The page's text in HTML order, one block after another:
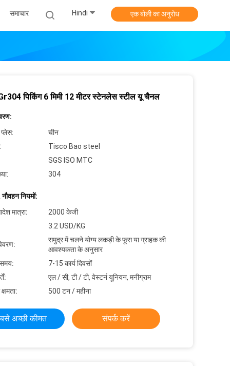
समाचार Hindi एक बोली का अनुरोध
पिकिंग 6 मिमी 12 मीटर स्टेनलेस स्टील यू चैनल
प्लेस:
चीन
Tisco Bao steel
SGS ISO MTC
304
नियमों:
मात्रा:
2000 केजी
3.2 USD/KG
समुद्र में चलने योग्य लकड़ी के फूस या ग्राहक की
आवश्यकता के अनुसार
7-15 कार्य दिवसों
एल / सी, टी / टी, वेस्टर्न यूनियन, मनीग्राम
500 टन / महीना
अच्छी कीमत संपर्क करें